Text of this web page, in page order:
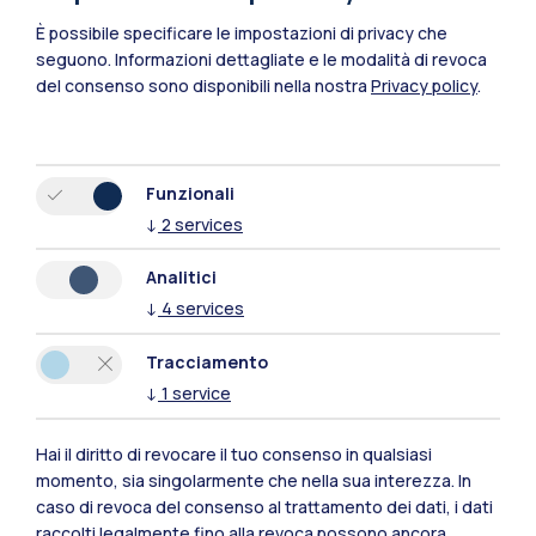
Lecco
Mantova
Xi'an
Naviga il sito
Contattaci
È possibile specificare le impostazioni di privacy che
seguono. Informazioni dettagliate e le modalità di revoca
del consenso sono disponibili nella nostra Privacy policy.
Funzionali
↓ 2 services
Analitici
↓ 4 services
Tracciamento
↓ 1 service
Hai il diritto di revocare il tuo consenso in qualsiasi
momento, sia singolarmente che nella sua interezza. In
caso di revoca del consenso al trattamento dei dati, i dati